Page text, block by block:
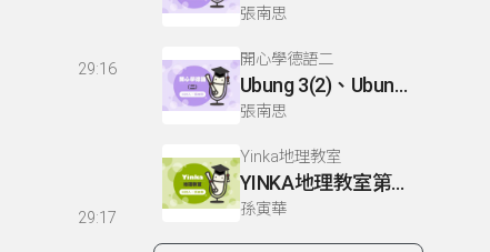
29:16
29:17
張南思
開心學德語二
Ubung 3(2)、Ubung 4、Dialog 1(1) :Glossar
張南思
Yinka地理教室
YINKA地理教室第三冊 P43-44
孫寅華